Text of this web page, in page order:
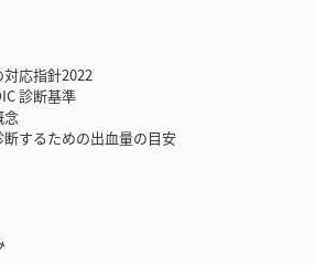
応指針2022
診断基準
念
するための出血量の目安